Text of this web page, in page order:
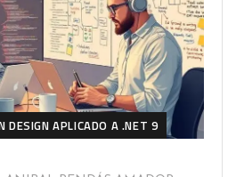
DESIGN APLICADO A .NET 9